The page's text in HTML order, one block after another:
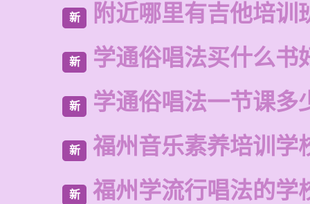
新 附近哪里有吉他培训
新 学通俗唱法买什么书
新 学通俗唱法一节课多
新 福州音乐素养培训学
新 福州学流行唱法的学